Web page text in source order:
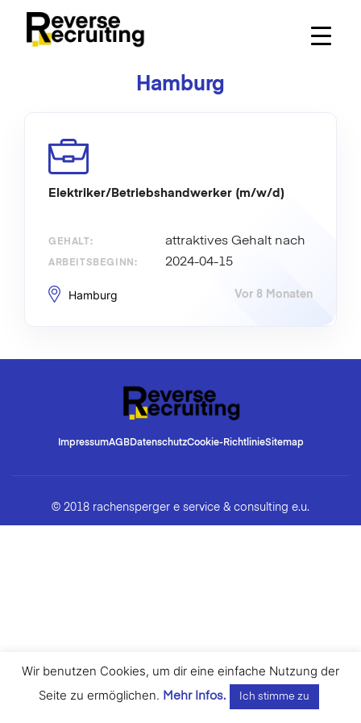
content
Hamburg
Elektriker/Betriebshandwerker (m/w/d)
GEHALT:
attraktives Gehalt nach
Vereinbarung
ARBEITSBEGINN: 2024-04-15
Hamburg Vor 8 Monaten
ImpressumAGBDatenschutzCookie-RichtlinieSitemap
© 2018 rachensperger e service & consulting e.u.
Wir benutzen Cookies, um dir eine einfache Nutzung der
Seite zu ermöglichen. Mehr Infos. Ich stimme zu